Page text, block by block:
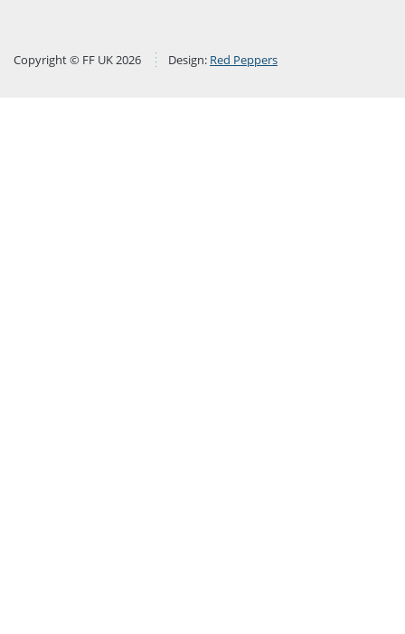
Copyright © FF UK 2026 Design: Red Peppers